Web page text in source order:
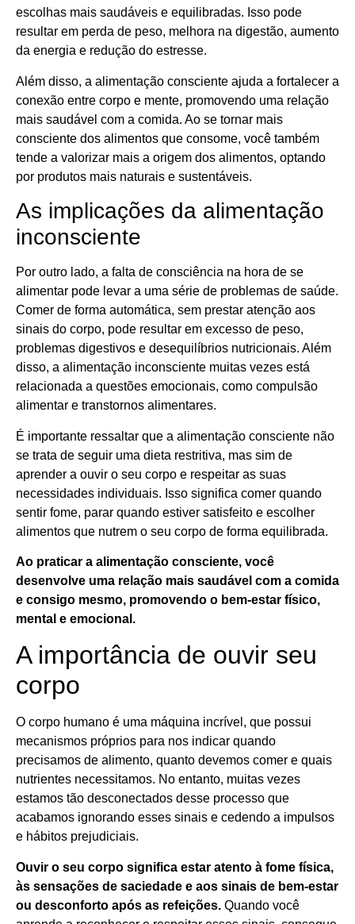
escolhas mais saudáveis e equilibradas. Isso pode
resultar em perda de peso, melhora na digestão, aumento
da energia e redução do estresse.
Além disso, a alimentação consciente ajuda a fortalecer a
conexão entre corpo e mente, promovendo uma relação
mais saudável com a comida. Ao se tornar mais
consciente dos alimentos que consome, você também
tende a valorizar mais a origem dos alimentos, optando
por produtos mais naturais e sustentáveis.
As implicações da alimentação
inconsciente
Por outro lado, a falta de consciência na hora de se
alimentar pode levar a uma série de problemas de saúde.
Comer de forma automática, sem prestar atenção aos
sinais do corpo, pode resultar em excesso de peso,
problemas digestivos e desequilíbrios nutricionais. Além
disso, a alimentação inconsciente muitas vezes está
relacionada a questões emocionais, como compulsão
alimentar e transtornos alimentares.
É importante ressaltar que a alimentação consciente não
se trata de seguir uma dieta restritiva, mas sim de
aprender a ouvir o seu corpo e respeitar as suas
necessidades individuais. Isso significa comer quando
sentir fome, parar quando estiver satisfeito e escolher
alimentos que nutrem o seu corpo de forma equilibrada.
Ao praticar a alimentação consciente, você
desenvolve uma relação mais saudável com a comida
e consigo mesmo, promovendo o bem-estar físico,
mental e emocional.
A importância de ouvir seu
corpo
O corpo humano é uma máquina incrível, que possui
mecanismos próprios para nos indicar quando
precisamos de alimento, quanto devemos comer e quais
nutrientes necessitamos. No entanto, muitas vezes
estamos tão desconectados desse processo que
acabamos ignorando esses sinais e cedendo a impulsos
e hábitos prejudiciais.
Ouvir o seu corpo significa estar atento à fome física,
às sensações de saciedade e aos sinais de bem-estar
ou desconforto após as refeições. Quando você